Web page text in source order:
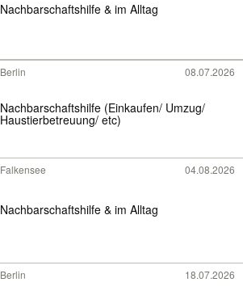
Nachbarschaftshilfe & im Alltag
Berlin 08.07.2026
Nachbarschaftshilfe (Einkaufen/ Umzug/
Haustierbetreuung/ etc)
Falkensee 04.08.2026
Nachbarschaftshilfe & im Alltag
Berlin 18.07.2026